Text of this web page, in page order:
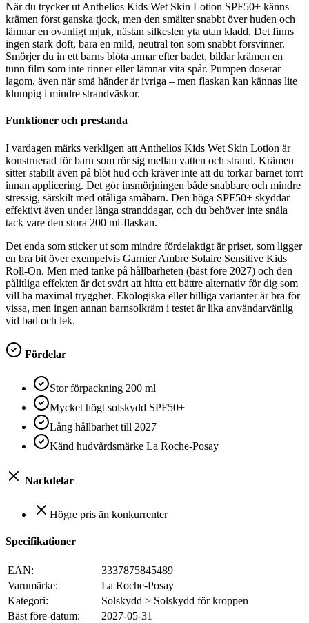
När du trycker ut Anthelios Kids Wet Skin Lotion SPF50+ känns
krämen först ganska tjock, men den smälter snabbt över huden och
lämnar en ovanligt mjuk, nästan silkeslen yta utan kladd. Det finns
ingen stark doft, bara en mild, neutral ton som snabbt försvinner.
Smörjer du in ett barns blöta armar efter badet, bildar krämen en
tunn film som inte rinner eller lämnar vita spår. Pumpen doserar
lagom, även när små händer är ivriga – men flaskan kan kännas lite
klumpig i mindre strandväskor.
Funktioner och prestanda
I vardagen märks verkligen att Anthelios Kids Wet Skin Lotion är
konstruerad för barn som rör sig mellan vatten och strand. Krämen
sitter stabilt även på blöt hud och kräver inte att du torkar barnet torrt
innan applicering. Det gör insmörjningen både snabbare och mindre
stressig, särskilt med otåliga småbarn. Den höga SPF50+ skyddar
effektivt även under långa stranddagar, och du behöver inte snåla
tack vare den stora 200 ml-flaskan.
Det enda som sticker ut som mindre fördelaktigt är priset, som ligger
en bra bit över exempelvis Garnier Ambre Solaire Sensitive Kids
Roll-On. Men med tanke på hållbarheten (bäst före 2027) och den
pålitliga effekten är det svårt att hitta ett bättre alternativ för dig som
vill ha maximal trygghet. Ekologiska eller billiga varianter är bra för
vissa, men ingen annan barnsolkräm i testet är lika användarvänlig
vid bad och lek.
Fördelar
Stor förpackning 200 ml
Mycket högt solskydd SPF50+
Lång hållbarhet till 2027
Känd hudvårdsmärke La Roche-Posay
Nackdelar
Högre pris än konkurrenter
Specifikationer
EAN:
3337875845489
Varumärke:
La Roche-Posay
Kategori:
Solskydd > Solskydd för kroppen
Bäst före-datum:
2027-05-31